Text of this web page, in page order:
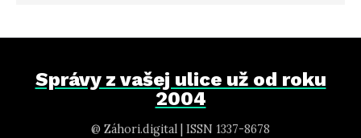
Správy z vašej ulice už od roku
2004
@ Záhori.digital | ISSN 1337-8678